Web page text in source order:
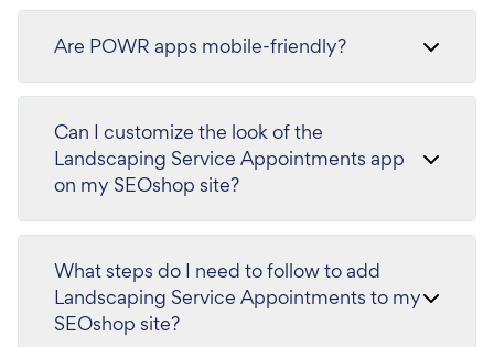
Are POWR apps mobile-friendly?
Can I customize the look of the
Landscaping Service Appointments app
on my SEOshop site?
What steps do I need to follow to add
Landscaping Service Appointments to my
SEOshop site?